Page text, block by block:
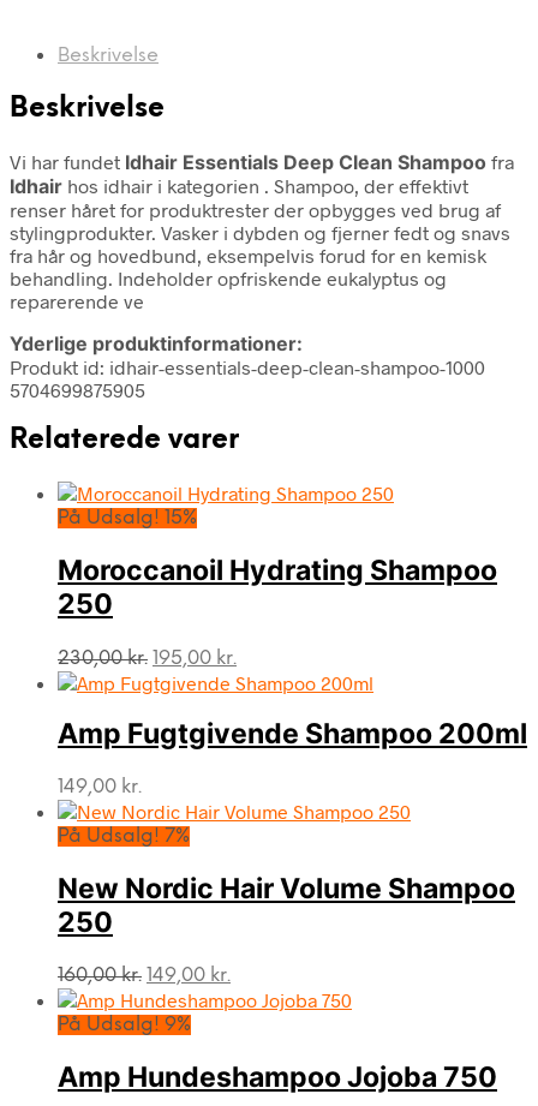
Beskrivelse
Beskrivelse
Vi har fundet Idhair Essentials Deep Clean Shampoo fra
Idhair hos idhair i kategorien . Shampoo, der effektivt
renser håret for produktrester der opbygges ved brug af
stylingprodukter. Vasker i dybden og fjerner fedt og snavs
fra hår og hovedbund, eksempelvis forud for en kemisk
behandling. Indeholder opfriskende eukalyptus og
reparerende ve
Yderlige produktinformationer:
Produkt id: idhair-essentials-deep-clean-shampoo-1000
5704699875905
Relaterede varer
På Udsalg! 15%
Moroccanoil Hydrating Shampoo
250
230,00kr. Den
oprindelige
var:
230,00 kr..
195,00 kr.
aktuelle
er:
195,00 kr..
Amp Fugtgivende Shampoo 200ml
149,00 kr.
På Udsalg! 7%
New Nordic Hair Volume Shampoo
250
160,00kr. Den
oprindelige
pris
160,00 kr..
149,00 kr.
aktuelle
149,00 kr..
På Udsalg! 9%
Amp Hundeshampoo Jojoba 750